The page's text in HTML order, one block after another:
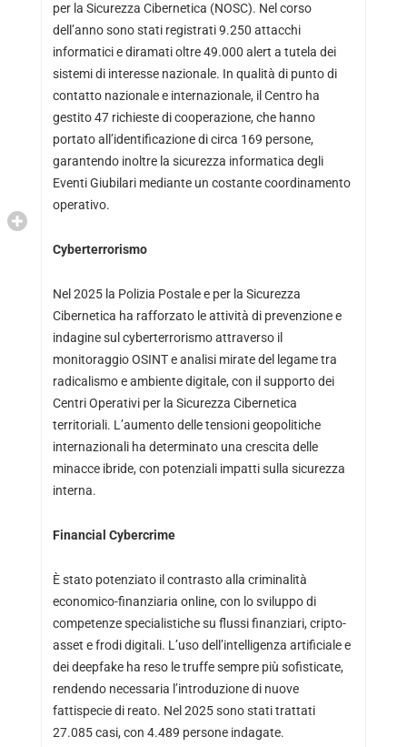
per la Sicurezza Cibernetica (NOSC). Nel corso
dell’anno sono stati registrati 9.250 attacchi
informatici e diramati oltre 49.000 alert a tutela dei
sistemi di interesse nazionale. In qualità di punto di
contatto nazionale e internazionale, il Centro ha
gestito 47 richieste di cooperazione, che hanno
portato all’identificazione di circa 169 persone,
garantendo inoltre la sicurezza informatica degli
Eventi Giubilari mediante un costante coordinamento
operativo.
Cyberterrorismo
Nel 2025 la Polizia Postale e per la Sicurezza
Cibernetica ha rafforzato le attività di prevenzione e
indagine sul cyberterrorismo attraverso il
monitoraggio OSINT e analisi mirate del legame tra
radicalismo e ambiente digitale, con il supporto dei
Centri Operativi per la Sicurezza Cibernetica
territoriali. L’aumento delle tensioni geopolitiche
internazionali ha determinato una crescita delle
minacce ibride, con potenziali impatti sulla sicurezza
interna.
Financial Cybercrime
È stato potenziato il contrasto alla criminalità
economico-finanziaria online, con lo sviluppo di
competenze specialistiche su flussi finanziari, cripto-
asset e frodi digitali. L’uso dell’intelligenza artificiale e
dei deepfake ha reso le truffe sempre più sofisticate,
rendendo necessaria l’introduzione di nuove
fattispecie di reato. Nel 2025 sono stati trattati
27.085 casi, con 4.489 persone indagate.